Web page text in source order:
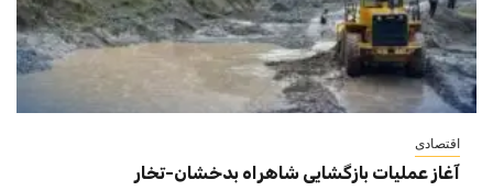
اقتصادی
آغاز عملیات بازگشایی شاهراه بدخشان-تخار